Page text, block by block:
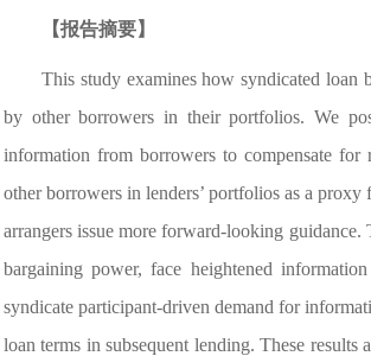
【报告摘要】
This study examines how syndicated loan
by other borrowers in their portfolios. We
information from borrowers to compensate
other borrowers in lenders’ portfolios as a
arrangers issue more forward-looking guidance.
bargaining power, face heightened
syndicate participant-driven demand for
loan terms in subsequent lending. These